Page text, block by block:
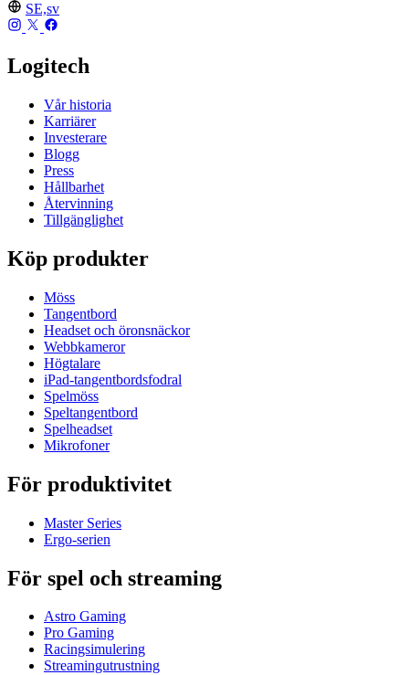
SE,sv
Logitech
Vår historia
Karriärer
Investerare
Blogg
Press
Hållbarhet
Återvinning
Tillgänglighet
Köp produkter
Möss
Tangentbord
Headset och öronsnäckor
Webbkameror
Högtalare
iPad-tangentbordsfodral
Spelmöss
Speltangentbord
Spelheadset
Mikrofoner
För produktivitet
Master Series
Ergo-serien
För spel och streaming
Astro Gaming
Pro Gaming
Racingsimulering
Streamingutrustning